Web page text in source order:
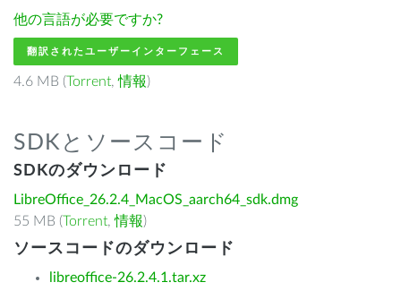
他の言語が必要ですか?
翻訳されたユーザーインターフェース
4.6 MB (Torrent,情報)
SDKとソースコード
SDKのダウンロード
LibreOffice_26.2.4_MacOS_aarch64_sdk.dmg
55 MB (Torrent,情報)
ソースコードのダウンロード
libreoffice-26.2.4.1.tar.xz